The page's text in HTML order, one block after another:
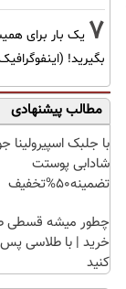
7 یک بار برای
بگیرید!
مطالب پیشنهادی
با جلبک اسپیرولینا
شادابی پوستت
تضمینه50%تخفیف
چطور میشه قسطی
خرید | با طلاسی پس
کنید